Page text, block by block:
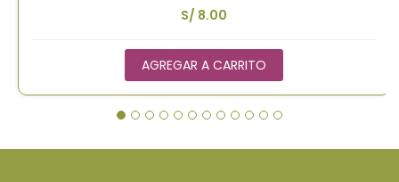
S/ 8.00
AGREGAR A CARRITO